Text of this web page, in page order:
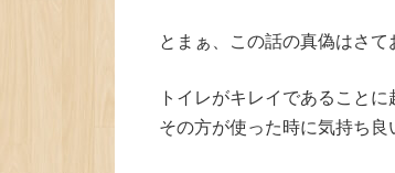
とまぁ、この話の真偽はさて
トイレがキレイであること
その方が使った時に気持ち良